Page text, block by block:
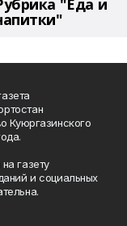
"Еда и
Куюргазинского
газету
и социальных